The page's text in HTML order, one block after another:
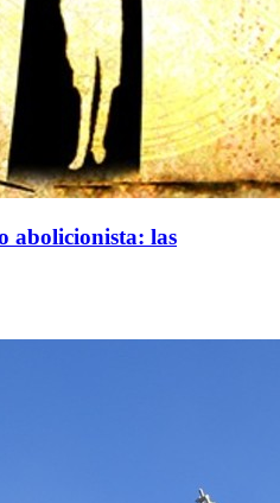
abolicionista: las